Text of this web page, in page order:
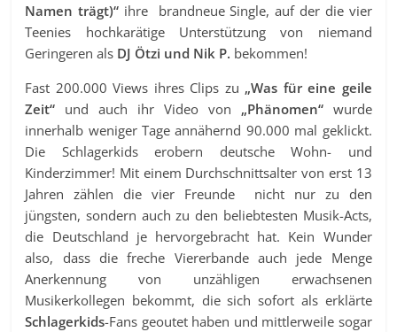
Namen trägt)“ ihre brandneue Single, auf der die vier
Teenies hochkarätige Unterstützung von niemand
Geringeren als DJ Ötzi und Nik P. bekommen!
Fast 200.000 Views ihres Clips zu „Was für eine geile
Zeit“ und auch ihr Video von „Phänomen“ wurde
innerhalb weniger Tage annähernd 90.000 mal geklickt.
Die Schlagerkids erobern deutsche Wohn- und
Kinderzimmer! Mit einem Durchschnittsalter von erst 13
Jahren zählen die vier Freunde nicht nur zu den
jüngsten, sondern auch zu den beliebtesten Musik-Acts,
die Deutschland je hervorgebracht hat. Kein Wunder
also, dass die freche Viererbande auch jede Menge
Anerkennung von unzähligen erwachsenen
Musikerkollegen bekommt, die sich sofort als erklärte
Schlagerkids-Fans geoutet haben und mittlerweile sogar